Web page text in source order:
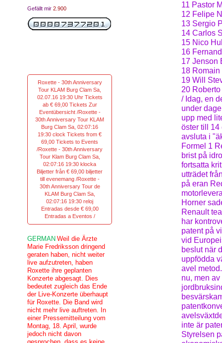
11 Pastor
12 Felipe
13 Sergio
14 Carlos
15 Nico
16
17 Jenson
18 Romain
19 Will
20
/ Idag, en
under
upp med
öster till 14
avsluta i
Formel 1
brist på
fortsatta
utträdet
på eran
Horner
Renault
har
patent på
vid
beslut när
uppfödda
avel
nu, men
inte är
Styrelsen
Gefällt mir 2.900
Roxette - 30th Anniversary
Tour KLAM Burg Clam Sa,
02.07.16 19:30 Uhr Tickets
ab € 69,00 Tickets Zur
Eventübersicht /Roxette -
30th Anniversary Tour KLAM
Burg Clam Sa, 02:07:16
19:30 clock Tickets from €
69,00 Tickets to Events
/Roxette - 30th Anniversary
Tour Klam Burg Clam Sa,
02:07:16 19:30 klocka
Biljetter från € 69,00 biljetter
till evenemang /Roxette -
30th Anniversary Tour de
KLAM Burg Clam Sa,
02:07:16 19:30 reloj
Entradas desde € 69,00
Entradas a Eventos /
GERMAN Weil die Ärzte
Marie Fredriksson dringend
geraten haben, nicht weiter
live aufzutreten, haben
Roxette ihre geplanten
Konzerte abgesagt. Dies
bedeutet zugleich das Ende
der Live-Konzerte überhaupt
für Roxette. Die Band wird
nicht mehr live auftreten. In
einer Pressemitteilung vom
Montag, 18. April, wurde
jedoch nicht davon